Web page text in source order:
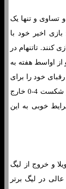
تساوی و تنها یک
اخیر خود با
کنند. تاتنهام در
اواسط هفته به
خود را برای
قهرمانی با یک برد از بین خواهد برد. آنها پس از شکست 4-0 خارج
خوبی به این
استون ویلا و خروج از لیگ
عالی در لیگ برتر